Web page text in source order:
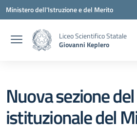
Vai ai contenuti
Vai al menu di navigazione
Vai al footer
Ministero dell'Istruzione e del Merito
Liceo Scientifico Statale
Giovanni Keplero
Nuova sezione
istituzionale del